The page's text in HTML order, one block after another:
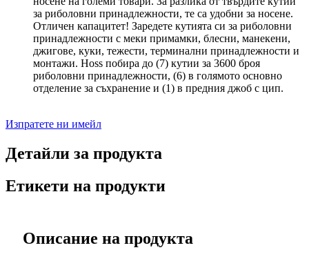
за риболовни принадлежности, те са удобни за носене.
Отличен капацитет! Заредете кутията си за риболовни
принадлежности с меки примамки, блесни, манекени,
джигове, куки, тежести, терминални принадлежности и
монтажи. Hoss побира до (7) кутии за 3600 броя
риболовни принадлежности, (6) в голямото основно
отделение за съхранение и (1) в предния джоб с цип.
Изпратете ни имейл
Детайли за продукта
Етикети на продукти
Описание на продукта